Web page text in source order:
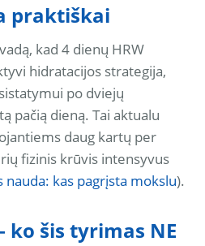
praktiškai
kad 4 dienų HRW
hidratacijos strategija,
po dviejų
pačią dieną. Tai aktualu
daug kartų per
fizinis krūvis intensyvus
kas pagrįsta mokslu).
šis tyrimas NE